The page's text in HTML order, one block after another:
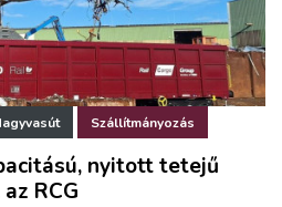
Szállítmányozás
nyitott tetejű
RCG